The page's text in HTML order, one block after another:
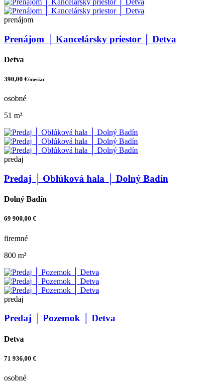
prenájom
Prenájom │ Kancelársky priestor │ Detva
Detva
390,00 €/mesiac
osobné
51 m²
predaj
Predaj │ Oblúková hala │ Dolný Badín
Dolný Badín
69 900,00 €
firemné
800 m²
predaj
Predaj │ Pozemok │ Detva
Detva
71 936,00 €
osobné